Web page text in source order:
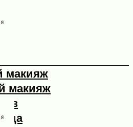
макияж
макияж